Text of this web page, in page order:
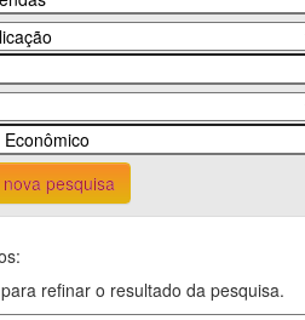
pesquisa
refinar o resultado da pesquisa.